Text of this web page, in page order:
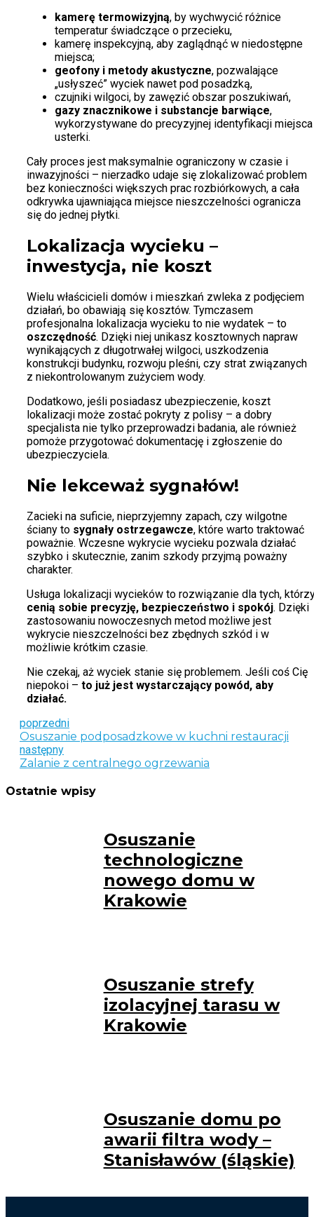
kamerę termowizyjną, by wychwycić różnice
temperatur świadczące o przecieku,
kamerę inspekcyjną, aby zaglądnąć w niedostępne
miejsca;
geofony i metody akustyczne, pozwalające
„usłyszeć” wyciek nawet pod posadzką,
czujniki wilgoci, by zawęzić obszar poszukiwań,
gazy znacznikowe i substancje barwiące,
wykorzystywane do precyzyjnej identyfikacji miejsca
usterki.
Cały proces jest maksymalnie ograniczony w czasie i
inwazyjności – nierzadko udaje się zlokalizować problem
bez konieczności większych prac rozbiórkowych, a cała
odkrywka ujawniająca miejsce nieszczelności ogranicza
się do jednej płytki.
Lokalizacja wycieku –
inwestycja, nie koszt
Wielu właścicieli domów i mieszkań zwleka z podjęciem
działań, bo obawiają się kosztów. Tymczasem
profesjonalna lokalizacja wycieku to nie wydatek – to
oszczędność. Dzięki niej unikasz kosztownych napraw
wynikających z długotrwałej wilgoci, uszkodzenia
konstrukcji budynku, rozwoju pleśni, czy strat związanych
z niekontrolowanym zużyciem wody.
Dodatkowo, jeśli posiadasz ubezpieczenie, koszt
lokalizacji może zostać pokryty z polisy – a dobry
specjalista nie tylko przeprowadzi badania, ale również
pomoże przygotować dokumentację i zgłoszenie do
ubezpieczyciela.
Nie lekceważ sygnałów!
Zacieki na suficie, nieprzyjemny zapach, czy wilgotne
ściany to sygnały ostrzegawcze, które warto traktować
poważnie. Wczesne wykrycie wycieku pozwala działać
szybko i skutecznie, zanim szkody przyjmą poważny
charakter.
Usługa lokalizacji wycieków to rozwiązanie dla tych,
cenią sobie precyzję, bezpieczeństwo i spokój. Dzięki
zastosowaniu nowoczesnych metod możliwe jest
wykrycie nieszczelności bez zbędnych szkód i w
możliwie krótkim czasie.
Nie czekaj, aż wyciek stanie się problemem. Jeśli coś Cię
niepokoi – to już jest wystarczający powód, aby
działać.
poprzedni
Osuszanie podposadzkowe w kuchni restauracji
następny
Zalanie z centralnego ogrzewania
Ostatnie wpisy
Osuszanie
technologiczne
nowego domu w
Krakowie
Osuszanie strefy
izolacyjnej tarasu w
Krakowie
Osuszanie domu po
awarii filtra wody –
Stanisławów (śląskie)